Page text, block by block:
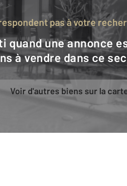
pas à votre
à vendre dans ce
Voir d'autres biens sur la